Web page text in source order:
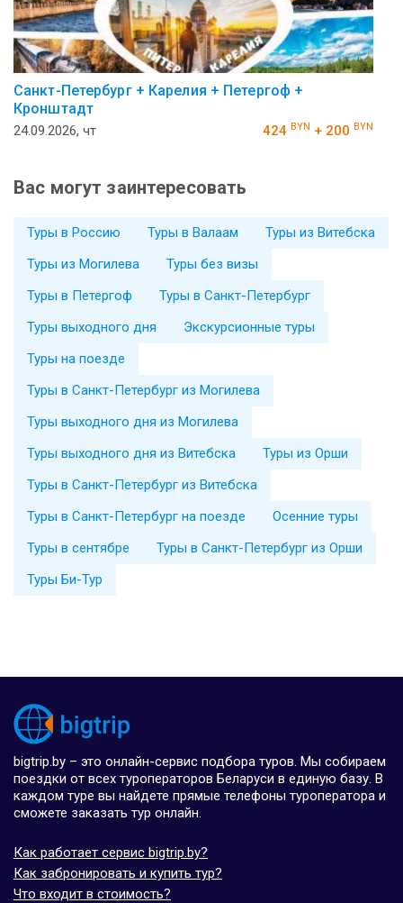
Санкт-Петербург + Карелия + Петергоф +
Кронштадт
24.09.2026, чт 424 BYN + 200 BYN
Вас могут заинтересовать
Туры в Россию Туры в Валаам
Туры из Витебска
Туры из Могилева
Туры без визы
Туры в Петергоф
Туры в Санкт-Петербург
Туры выходного дня
Экскурсионные туры
Туры на поезде
Туры в Санкт-Петербург из Могилева
Туры выходного дня из Могилева
Туры выходного дня из Витебска
Туры из Орши
Туры в Санкт-Петербург из Витебска
Туры в Санкт-Петербург на поезде
Осенние туры
Туры в сентябре
Туры в Санкт-Петербург из Орши
Туры Би-Тур
bigtrip.by – это онлайн-сервис подбора туров. Мы собираем
поездки от всех туроператоров Беларуси в единую базу. В
каждом туре вы найдете прямые телефоны туроператора и
сможете заказать тур онлайн.
Как работает сервис bigtrip.by?
Как забронировать и купить тур?
Что входит в стоимость?